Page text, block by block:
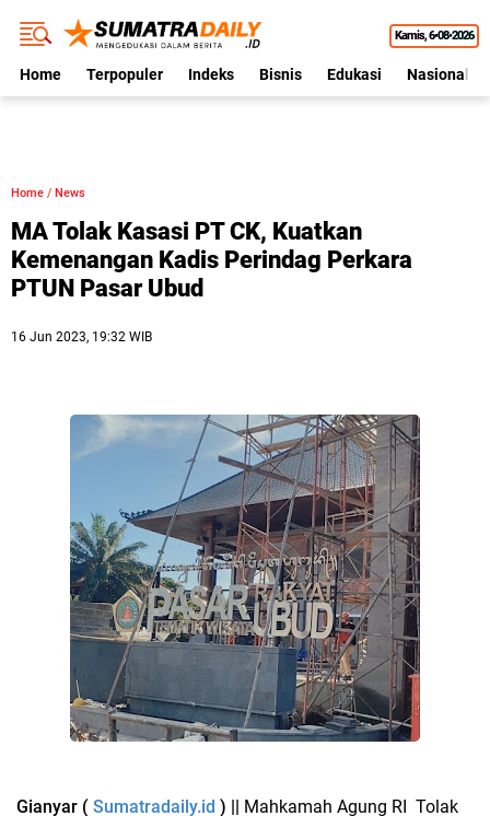
Kamis 6•08•2026
Home Terpopuler Indeks Bisnis Edukasi Nasional
Home / News
MA Tolak Kasasi PT CK, Kuatkan
Kemenangan Kadis Perindag Perkara
PTUN Pasar Ubud
16 Jun 2023, 19:32 WIB
Gianyar ( Sumatradaily.id ) || Mahkamah Agung RI Tolak